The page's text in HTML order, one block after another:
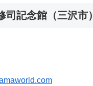
司記念館（三沢市）